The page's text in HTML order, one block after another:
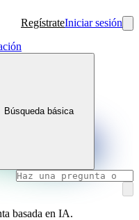
RegístrateIniciar sesión
Búsqueda básica
basada en IA.